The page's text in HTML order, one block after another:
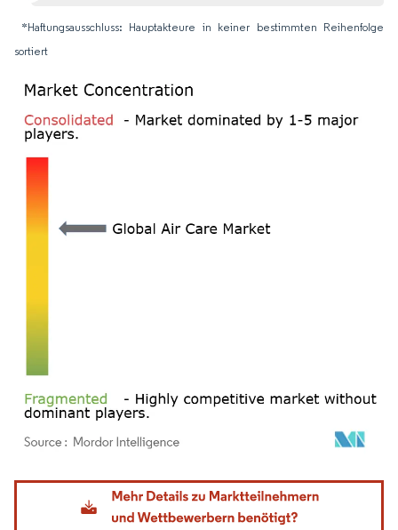
*Haftungsausschluss: Hauptakteure in keiner bestimmten Reihenfolge
sortiert
Bild © Mordor Intelligence. Wiederverwendung erfordert Namensnennung gemäß